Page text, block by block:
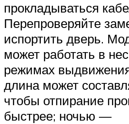
прокладываться
Перепроверяйте
испортить дверь.
может работать в
режимах
длина может
чтобы отпирание
быстрее; ночью —